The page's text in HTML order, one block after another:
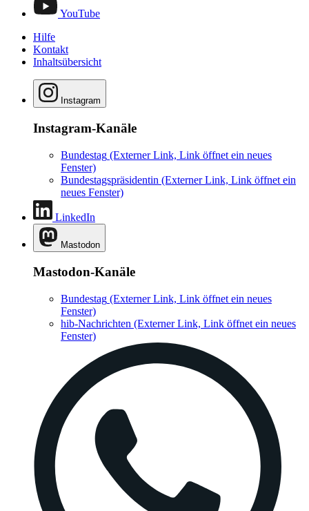
YouTube
Hilfe
Kontakt
Inhaltsübersicht
Instagram
Instagram-Kanäle
Bundestag (Externer Link, Link öffnet ein neues
Fenster)
Bundestagspräsidentin (Externer Link, Link öffnet ein
neues Fenster)
LinkedIn
Mastodon
Mastodon-Kanäle
Bundestag (Externer Link, Link öffnet ein neues
Fenster)
hib-Nachrichten (Externer Link, Link öffnet ein neues
Fenster)